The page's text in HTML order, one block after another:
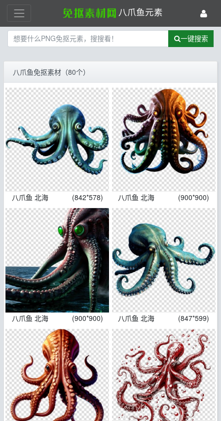
八爪鱼元素
一键搜索
八爪鱼免抠素材（80个）
八爪鱼 北海 (842*578) 八爪鱼 北海 (900*900)
八爪鱼 北海 (900*900) 八爪鱼 北海 (847*599)